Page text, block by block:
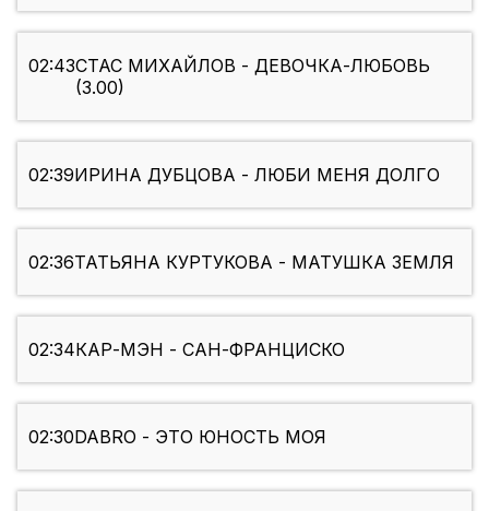
02:43СТАС МИХАЙЛОВ - ДЕВОЧКА-ЛЮБОВЬ
(3.00)
02:39ИРИНА ДУБЦОВА - ЛЮБИ МЕНЯ ДОЛГО
02:36ТАТЬЯНА КУРТУКОВА - МАТУШКА ЗЕМЛЯ
02:34КАР-МЭН - САН-ФРАНЦИСКО
02:30DABRO - ЭТО ЮНОСТЬ МОЯ